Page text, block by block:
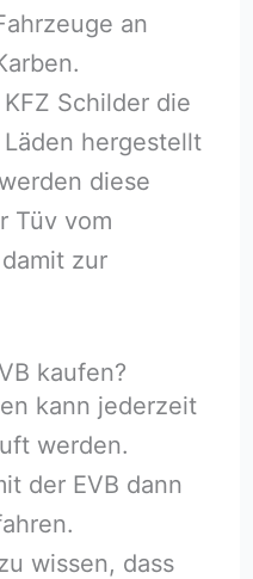
an
Schilder die
hergestellt
diese
Tüv vom
zur
kaufen?
kann jederzeit
werden.
der EVB dann
wissen, dass